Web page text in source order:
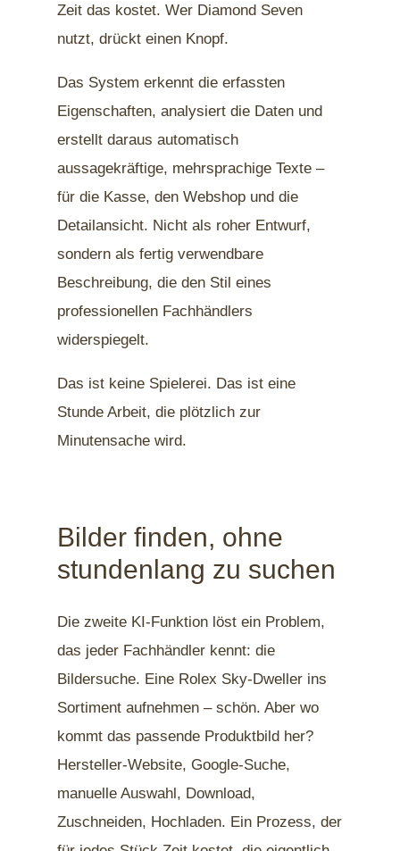
Zeit das kostet. Wer Diamond Seven
nutzt, drückt einen Knopf.
Das System erkennt die erfassten
Eigenschaften, analysiert die Daten und
erstellt daraus automatisch
aussagekräftige, mehrsprachige Texte –
für die Kasse, den Webshop und die
Detailansicht. Nicht als roher Entwurf,
sondern als fertig verwendbare
Beschreibung, die den Stil eines
professionellen Fachhändlers
widerspiegelt.
Das ist keine Spielerei. Das ist eine
Stunde Arbeit, die plötzlich zur
Minutensache wird.
Bilder finden, ohne
stundenlang zu suchen
Die zweite KI-Funktion löst ein Problem,
das jeder Fachhändler kennt: die
Bildersuche. Eine Rolex Sky-Dweller ins
Sortiment aufnehmen – schön. Aber wo
kommt das passende Produktbild her?
Hersteller-Website, Google-Suche,
manuelle Auswahl, Download,
Zuschneiden, Hochladen. Ein Prozess, der